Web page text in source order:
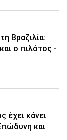
Βραζιλία:
ο πιλότος -
έχει κάνει
και